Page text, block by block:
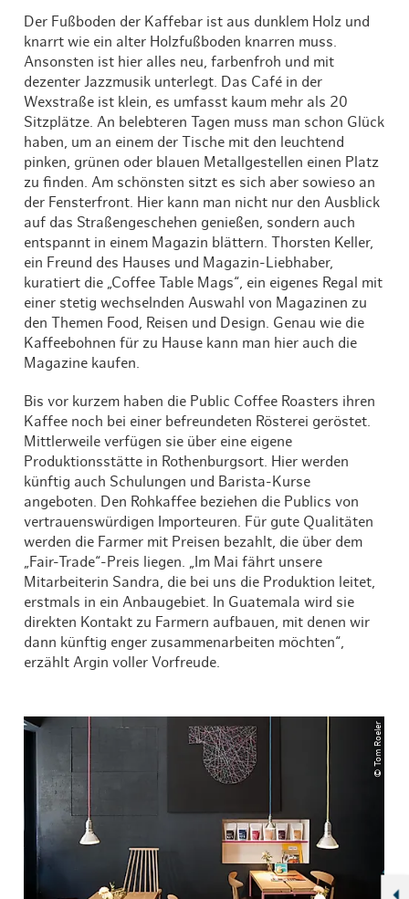
Der Fußboden der Kaffebar ist aus dunklem Holz und
knarrt wie ein alter Holzfußboden knarren muss.
Ansonsten ist hier alles neu, farbenfroh und mit
dezenter Jazzmusik unterlegt. Das Café in der
Wexstraße ist klein, es umfasst kaum mehr als 20
Sitzplätze. An belebteren Tagen muss man schon Glück
haben, um an einem der Tische mit den leuchtend
pinken, grünen oder blauen Metallgestellen einen Platz
zu finden. Am schönsten sitzt es sich aber sowieso an
der Fensterfront. Hier kann man nicht nur den Ausblick
auf das Straßengeschehen genießen, sondern auch
entspannt in einem Magazin blättern. Thorsten Keller,
ein Freund des Hauses und Magazin-Liebhaber,
kuratiert die „Coffee Table Mags“, ein eigenes Regal mit
einer stetig wechselnden Auswahl von Magazinen zu
den Themen Food, Reisen und Design. Genau wie die
Kaffeebohnen für zu Hause kann man hier auch die
Magazine kaufen.
Bis vor kurzem haben die Public Coffee Roasters ihren
Kaffee noch bei einer befreundeten Rösterei geröstet.
Mittlerweile verfügen sie über eine eigene
Produktionsstätte in Rothenburgsort. Hier werden
künftig auch Schulungen und Barista-Kurse
angeboten. Den Rohkaffee beziehen die Publics von
vertrauenswürdigen Importeuren. Für gute Qualitäten
werden die Farmer mit Preisen bezahlt, die über dem
„Fair-Trade“-Preis liegen. „Im Mai fährt unsere
Mitarbeiterin Sandra, die bei uns die Produktion leitet,
erstmals in ein Anbaugebiet. In Guatemala wird sie
direkten Kontakt zu Farmern aufbauen, mit denen wir
dann künftig enger zusammenarbeiten möchten“,
erzählt Argin voller Vorfreude.
© Tom Roeler